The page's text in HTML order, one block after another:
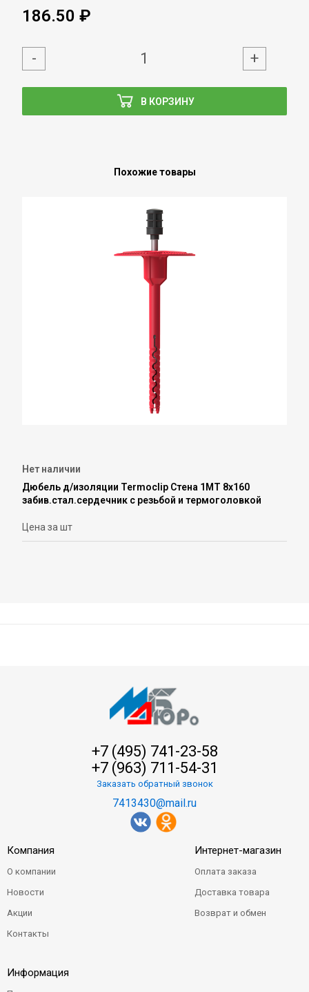
186.50 ₽
В КОРЗИНУ
- +
Похожие товары
Нет наличии
Дюбель д/изоляции Termoclip Стена 1МT 8х160
забив.стал.сердечник с резьбой и термоголовкой
Цена за шт
+7 (495) 741-23-58
+7 (963) 711-54-31
Заказать обратный звонок
7413430@mail.ru
Компания
О компании
Новости
Акции
Контакты
Интернет-магазин
Оплата заказа
Доставка товара
Возврат и обмен
Информация